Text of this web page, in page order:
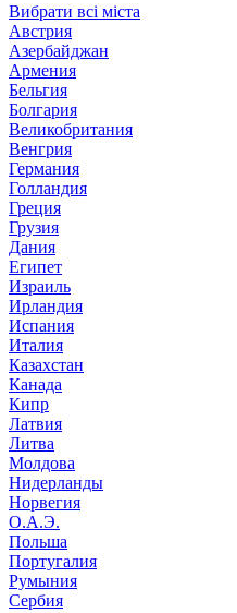
Вибрати всі міста
Австрия
Азербайджан
Армения
Бельгия
Болгария
Великобритания
Венгрия
Германия
Голландия
Греция
Грузия
Дания
Египет
Израиль
Ирландия
Испания
Италия
Казахстан
Канада
Кипр
Латвия
Литва
Молдова
Нидерланды
Норвегия
О.А.Э.
Польша
Португалия
Румыния
Сербия